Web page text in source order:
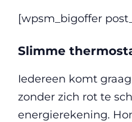
[wpsm_bigoffer
Slimme
Iedereen komt
zonder zich rot te
energierekening.